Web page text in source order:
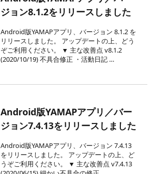
ジョン8.1.2をリリースしました
Android版YAMAPアプリ、バージョン 8.1.2 を
リリースしました。 アップデートの上、どう
ぞご利用ください。 ▼ 主な改善点 v8.1.2
(2020/10/19) 不具合修正 ・活動日記 …
Android版YAMAPアプリ／バー
ジョン7.4.13をリリースしました
Android版YAMAPアプリ、バージョン 7.4.13
をリリースしました。 アップデートの上、ど
うぞご利用ください。 ▼ 主な改善点 v7.4.13